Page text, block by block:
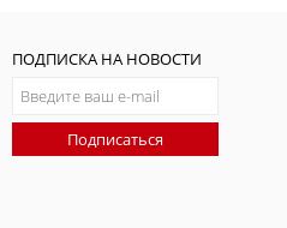
ПОДПИСКА НА НОВОСТИ
Подписаться